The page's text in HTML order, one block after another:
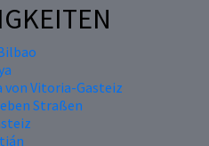
von Vitoria-Gasteiz
Straßen